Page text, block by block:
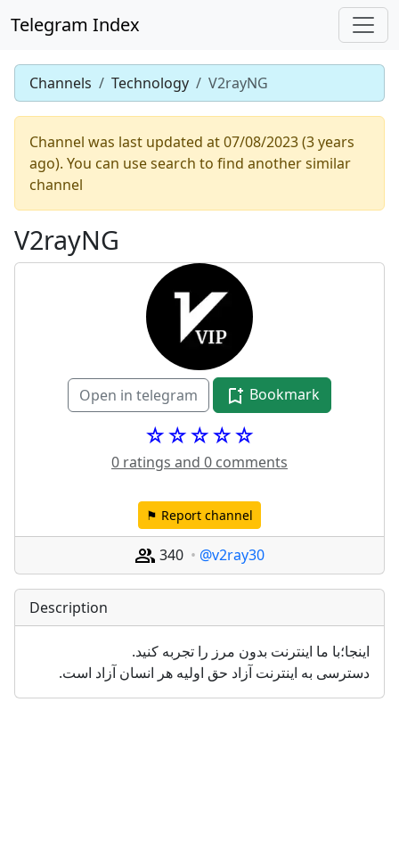
Telegram Index
Channels Technology V2rayNG
Channel was last updated at 07/08/2023 (3 years
ago). You can use search to find another similar
channel
V2rayNG
Open in telegram Bookmark
☆☆☆☆☆
0 ratings and 0 comments
⚑ Report channel
340 @v2ray30
Description
اینجا؛با ما اینترنت بدون مرز را تجربه کنید.
دسترسی به اینترنت آزاد حق اولیه هر انسان آزاد است.